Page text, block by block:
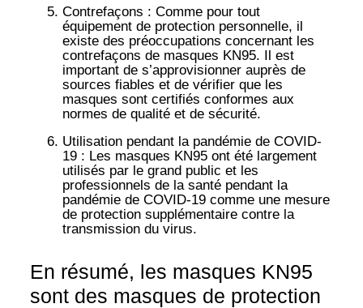
Contrefaçons : Comme pour tout
équipement de protection personnelle, il
existe des préoccupations concernant les
contrefaçons de masques KN95. Il est
important de s’approvisionner auprès de
sources fiables et de vérifier que les
masques sont certifiés conformes aux
normes de qualité et de sécurité.
Utilisation pendant la pandémie de COVID-
19 : Les masques KN95 ont été largement
utilisés par le grand public et les
professionnels de la santé pendant la
pandémie de COVID-19 comme une mesure
de protection supplémentaire contre la
transmission du virus.
En résumé, les masques KN95
sont des masques de protection